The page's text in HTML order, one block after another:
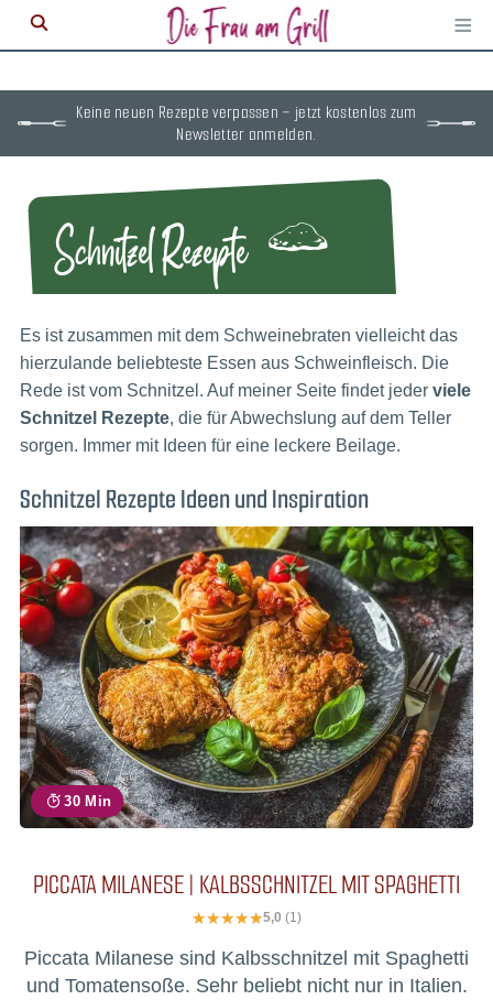
≡
Keine neuen Rezepte verpassen – jetzt kostenlos zum
Newsletter anmelden.
Schnitzel Rezepte
Es ist zusammen mit dem Schweinebraten vielleicht das
hierzulande beliebteste Essen aus Schweinfleisch. Die
Rede ist vom Schnitzel. Auf meiner Seite findet jeder viele
Schnitzel Rezepte, die für Abwechslung auf dem Teller
sorgen. Immer mit Ideen für eine leckere Beilage.
Schnitzel Rezepte Ideen und Inspiration
30 Min
PICCATA MILANESE | KALBSSCHNITZEL MIT SPAGHETTI
5,0 (1)
Piccata Milanese sind Kalbsschnitzel mit Spaghetti
und Tomatensoße. Sehr beliebt nicht nur in Italien.